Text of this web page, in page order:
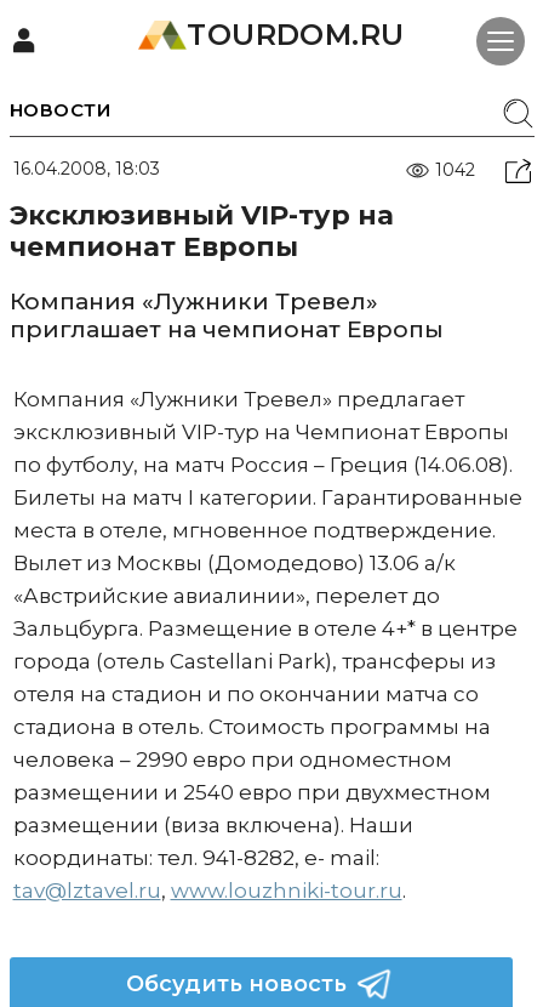
TOURDOM.RU
НОВОСТИ
16.04.2008, 18:03 1042
Эксклюзивный VIP-тур на
чемпионат Европы
Компания «Лужники Тревел»
приглашает на чемпионат Европы
Компания «Лужники Тревел» предлагает
эксклюзивный VIP-тур на Чемпионат Европы
по футболу, на матч Россия – Греция (14.06.08).
Билеты на матч I категории. Гарантированные
места в отеле, мгновенное подтверждение.
Вылет из Москвы (Домодедово) 13.06 а/к
«Австрийские авиалинии», перелет до
Зальцбурга. Размещение в отеле 4+* в центре
города (отель Castellani Park), трансферы из
отеля на стадион и по окончании матча со
стадиона в отель. Стоимость программы на
человека – 2990 евро при одноместном
размещении и 2540 евро при двухместном
размещении (виза включена). Наши
координаты: тел. 941-8282, e- mail:
tav@lztavel.ru, www.louzhniki-tour.ru.
Обсудить новость